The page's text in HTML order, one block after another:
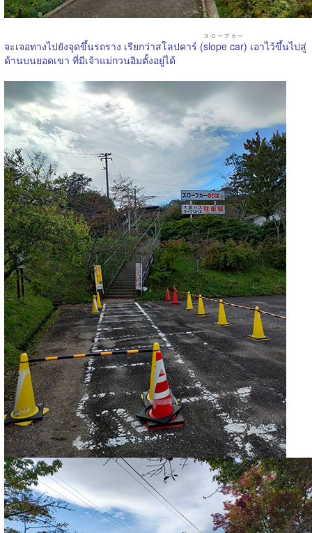
จะเจอทางไปยังจุดขึ้นรถราง เรียกว่าสโลปคาร์ (slope car
スロープカー
) เอาไว้ขึ้นไปสู่
ด้านบนยอดเขา ที่มีเจ้าแม่กวนอิมตั้งอยู่ได้